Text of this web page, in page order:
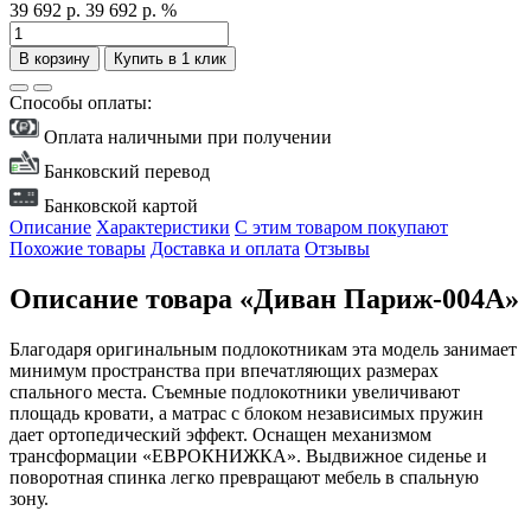
39 692 р. 39 692 р. %
В корзину Купить в 1 клик
Способы оплаты:
Оплата наличными при получении
Банковский перевод
Банковской картой
Описание Характеристики С этим товаром покупают
Похожие товары Доставка и оплата Отзывы
Описание товара «Диван Париж-004А»
Благодаря оригинальным подлокотникам эта модель занимает
минимум пространства при впечатляющих размерах
спального места. Съемные подлокотники увеличивают
площадь кровати, а матрас с блоком независимых пружин
дает ортопедический эффект. Оснащен механизмом
трансформации «ЕВРОКНИЖКА». Выдвижное сиденье и
поворотная спинка легко превращают мебель в спальную
зону.